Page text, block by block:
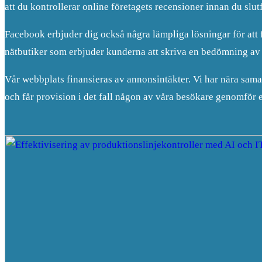
att du kontrollerar online företagets recensioner innan du
Facebook erbjuder dig också några lämpliga lösningar för
nätbutiker som erbjuder kunderna att skriva en bedömning
Vår webbplats finansieras av annonsintäkter. Vi har nära
och får provision i det fall någon av våra besökare genomför